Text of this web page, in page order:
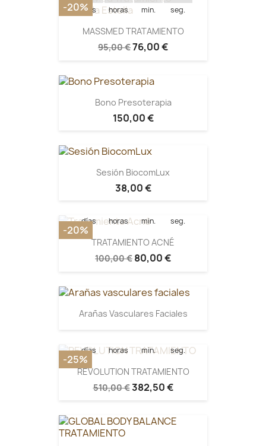
días horas min. seg.
MASSMED TRATAMIENTO
95,00 €76,00 €
-20%
Bono Presoterapia
150,00 €
Sesión BiocomLux
38,00 €
Quedan:
días
10
horas
30
min. seg.
TRATAMIENTO ACNÉ
100,00 € 80,00 €
-20%
Arañas Vasculares Faciales
Quedan:
días horas min. seg.
REVOLUTION TRATAMIENTO
510,00 €382,50 €
-25%